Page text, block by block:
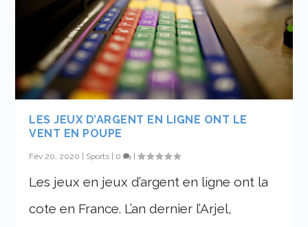
LES JEUX D’ARGENT EN LIGNE ONT LE
VENT EN POUPE
Fév 20, 2020 Sports 0 |
Les jeux en jeux d’argent en ligne ont la
cote en France. L’an dernier l’Arjel,